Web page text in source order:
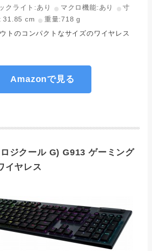
クライト:あり マクロ機能:あり
寸
31.85 cm
重量:718 g
トのコンパクトなサイズのワイヤレス
Amazonで見る
ジクール G) G913 ゲーミング
イヤレス